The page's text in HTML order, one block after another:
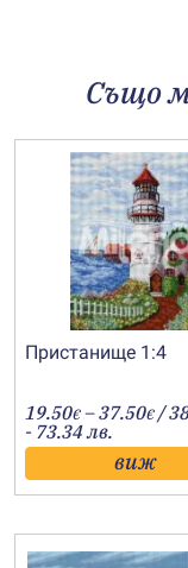
Също
Пристанище 1:4
19.50€ –37.50€ /
- 73.34 лв.
виж